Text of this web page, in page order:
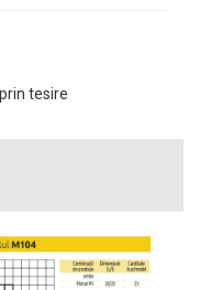
tesire